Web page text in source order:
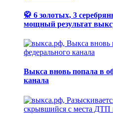
🥋 6 золотых, 3
мощный результат
Выкса вновь попала в
канала